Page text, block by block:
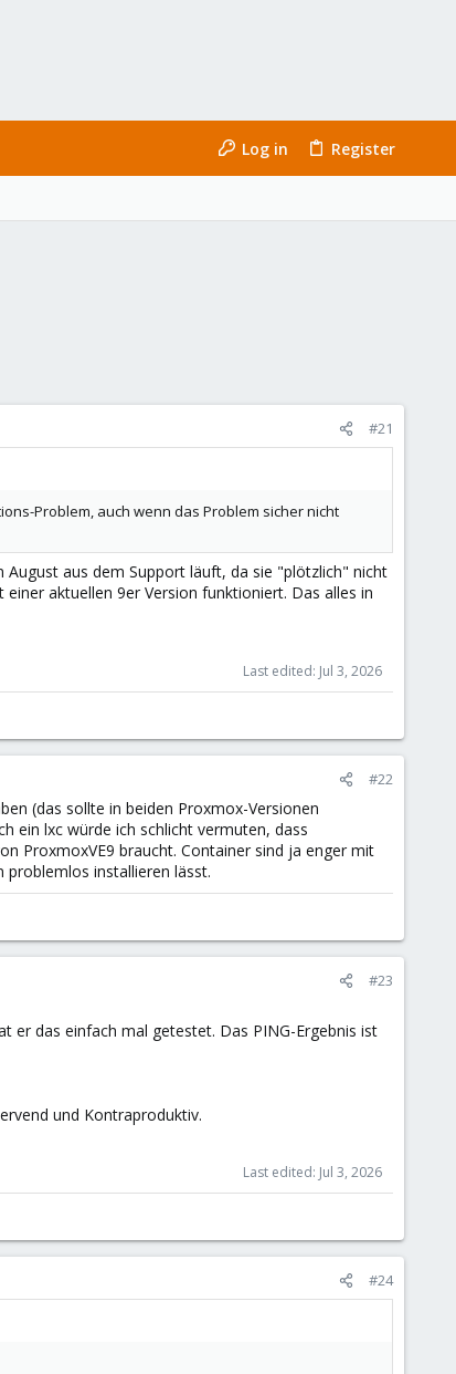
Log in Register
#21
Problem, auch wenn das Problem sicher nicht
August aus dem Support läuft, da sie "plötzlich" nicht
aktuellen 9er Version funktioniert. Das alles in
Last edited: Jul 3, 2026
#22
(das sollte in beiden Proxmox-Versionen
ein lxc würde ich schlicht vermuten, dass
ProxmoxVE9 braucht. Container sind ja enger mit
problemlos installieren lässt.
#23
er das einfach mal getestet. Das PING-Ergebnis ist
und Kontraproduktiv.
Last edited: Jul 3, 2026
#24